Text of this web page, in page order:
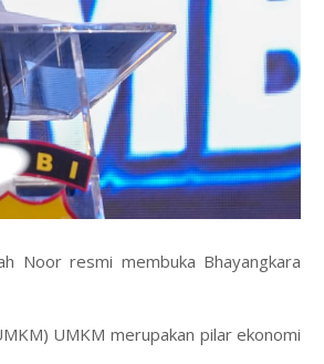
Noor resmi membuka Bhayangkara
UMKM merupakan pilar ekonomi